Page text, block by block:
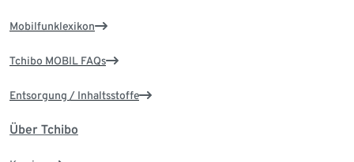
Mobilfunklexikon
Tchibo MOBIL FAQs
Entsorgung / Inhaltsstoffe
Über Tchibo